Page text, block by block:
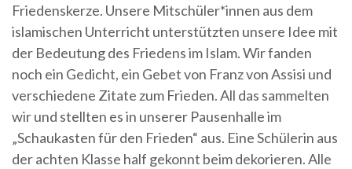
Friedenskerze. Unsere Mitschüler*innen aus dem
islamischen Unterricht unterstützten unsere Idee mit
der Bedeutung des Friedens im Islam. Wir fanden
noch ein Gedicht, ein Gebet von Franz von Assisi und
verschiedene Zitate zum Frieden. All das sammelten
wir und stellten es in unserer Pausenhalle im
„Schaukasten für den Frieden“ aus. Eine Schülerin aus
der achten Klasse half gekonnt beim dekorieren. Alle